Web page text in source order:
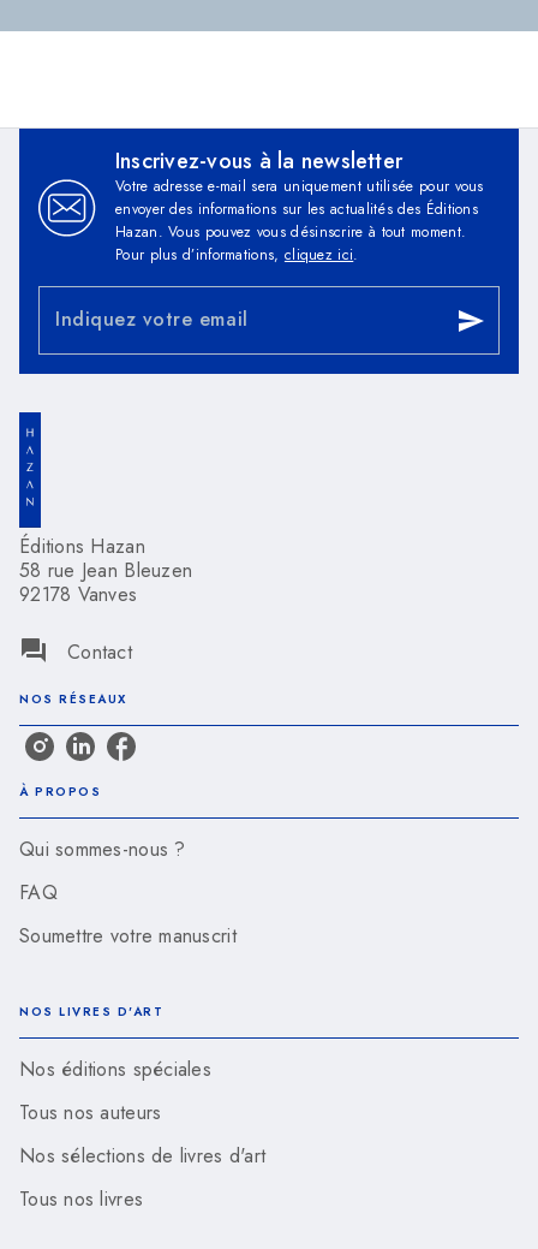
Inscrivez-vous à la newsletter
Votre adresse e-mail sera uniquement utilisée pour vous
envoyer des informations sur les actualités des Éditions
Hazan. Vous pouvez vous désinscrire à tout moment.
Pour plus d’informations, cliquez ici.
Indiquez votre email send
Éditions Hazan
58 rue Jean Bleuzen
92178 Vanves
question_answer Contact
NOS RÉSEAUX
À PROPOS
Qui sommes-nous ?
FAQ
Soumettre votre manuscrit
NOS LIVRES D'ART
Nos éditions spéciales
Tous nos auteurs
Nos sélections de livres d'art
Tous nos livres